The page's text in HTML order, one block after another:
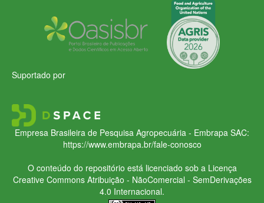
Suportado por
Empresa Brasileira de Pesquisa Agropecuária - Embrapa SAC:
https://www.embrapa.br/fale-conosco
O conteúdo do repositório está licenciado sob a Licença
Creative CommonsAtribuição - NãoComercial - SemDerivações
4.0 Internacional.